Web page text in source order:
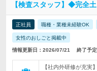
【検査スタッフ】◆完全
正社員 職種・業種未経験OK
女性のおしごと掲載中
情報更新日：2026/07/21 終了予
【社内外研修が充